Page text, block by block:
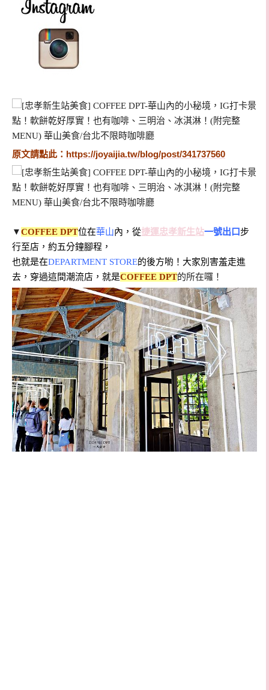
原文請點此： https://joyaijia.tw/blog/post/341737560
▼COFFEE DPT位在華山內，從捷運忠孝新生站一號出口步
行至店，約五分鐘腳程，
也就是在DEPARTMENT STORE的後方喲！大家別害羞走進
去，穿過這間潮流店，就是COFFEE DPT的所在囉！